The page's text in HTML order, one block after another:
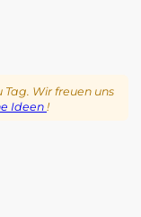
Wir freuen uns
Ideen !